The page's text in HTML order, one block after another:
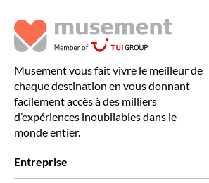
Musement vous fait vivre le meilleur de
chaque destination en vous donnant
facilement accès à des milliers
d’expériences inoubliables dans le
monde entier.
Entreprise